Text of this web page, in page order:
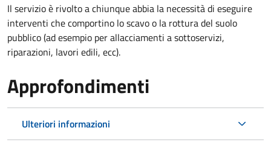
Il servizio è rivolto a chiunque abbia la necessità di eseguire
interventi che comportino lo scavo o la rottura del suolo
pubblico (ad esempio per allacciamenti a sottoservizi,
riparazioni, lavori edili, ecc).
Approfondimenti
Ulteriori informazioni